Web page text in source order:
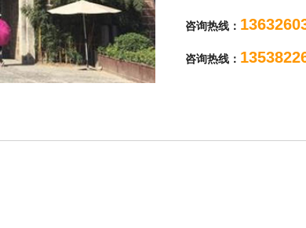
咨询热线：
咨询热线：